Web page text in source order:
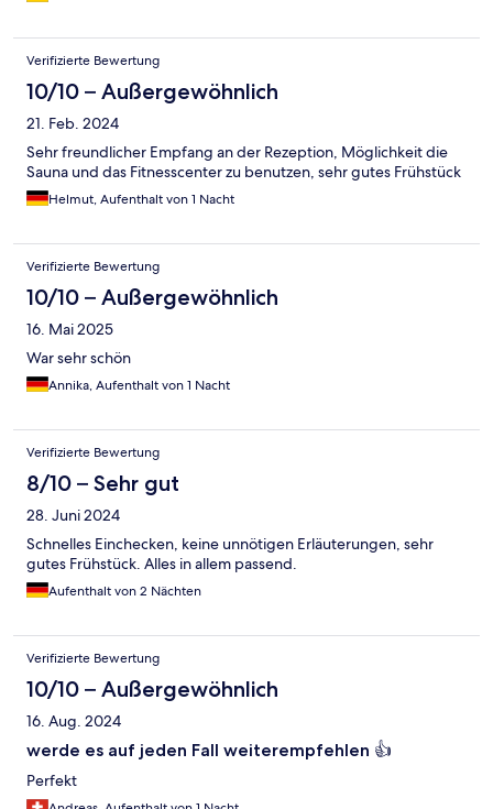
Verifizierte Bewertung
10/10 – Außergewöhnlich
21. Feb. 2024
Sehr freundlicher Empfang an der Rezeption, Möglichkeit die
Sauna und das Fitnesscenter zu benutzen, sehr gutes Frühstück
Helmut, Aufenthalt von 1 Nacht
Verifizierte Bewertung
10/10 – Außergewöhnlich
16. Mai 2025
War sehr schön
Annika, Aufenthalt von 1 Nacht
Verifizierte Bewertung
8/10 – Sehr gut
28. Juni 2024
Schnelles Einchecken, keine unnötigen Erläuterungen, sehr
gutes Frühstück. Alles in allem passend.
Aufenthalt von 2 Nächten
Verifizierte Bewertung
10/10 – Außergewöhnlich
16. Aug. 2024
werde es auf jeden Fall weiterempfehlen 👍
Perfekt